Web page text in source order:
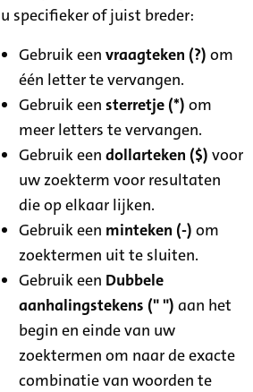
u specifieker of juist breder:
Gebruik eenvraagteken (?) om
één letter te vervangen.
Gebruik eensterretje (*) om
meer letters te vervangen.
Gebruik eendollarteken ($) voor
uw zoekterm voor resultaten
die op elkaar lijken.
Gebruik een minteken (-) om
zoektermen uit te sluiten.
Gebruik een Dubbele
aanhalingstekens (" ") aan het
begin en einde van uw
zoektermen om naar de exacte
combinatie van woorden te